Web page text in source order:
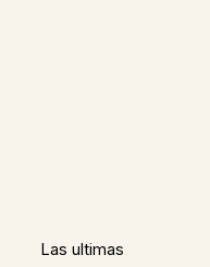
Las ultimas